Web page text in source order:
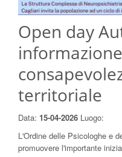
Open day
territoriale
Data: 15-04-2026 Luogo:
L'Ordine delle Psicologhe e
promuovere l'importante